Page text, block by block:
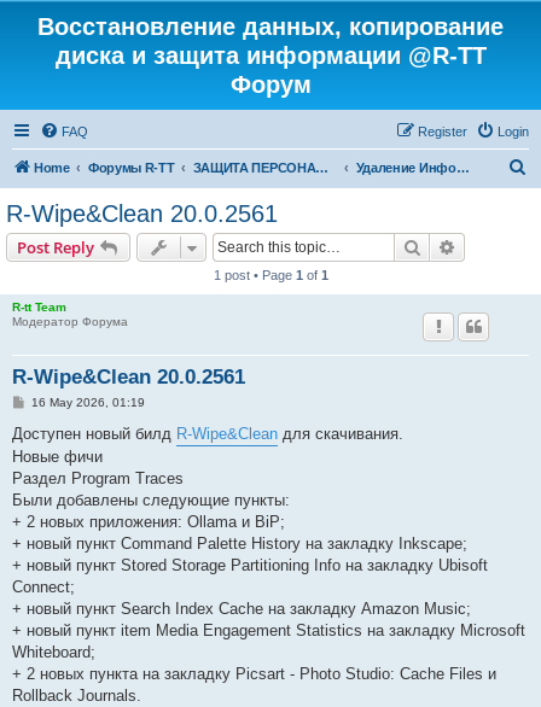
Восстановление данных, копирование
диска и защита информации @R-TT
Форум
FAQ Login
Register
Home Форумы R-TT ЗАЩИТА ПЕРСОНАЛЬНЫХ ДАННЫХ И БЕЗОПАСНОСТЬ Удаление Информации с Диска
R-Wipe&Clean 20.0.2561
Post Reply Search
1 post • Page 1 of 1
R-tt Team
Модератор Форума
R-Wipe&Clean 20.0.2561
P
s
16 May 2026, 01:19
Доступен новый билд R-Wipe&Clean для скачивания.
Новые фичи
Раздел Program Traces
Были добавлены следующие пункты:
+ 2 новых приложения: Ollama и BiP;
+ новый пункт Command Palette History на закладку Inkscape;
+ новый пункт Stored Storage Partitioning Info на закладку Ubisoft
Connect;
+ новый пункт Search Index Cache на закладку Amazon Music;
+ новый пункт item Media Engagement Statistics на закладку Microsoft
Whiteboard;
+ 2 новых пункта на закладку Picsart - Photo Studio: Cache Files и
Rollback Journals.